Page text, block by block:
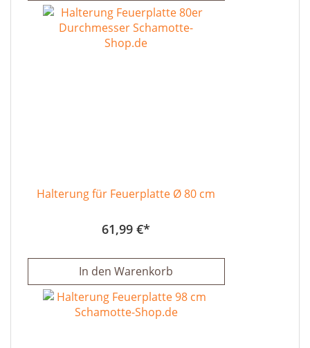
Halterung für Feuerplatte Ø 80 cm
61,99 €
In den Warenkorb